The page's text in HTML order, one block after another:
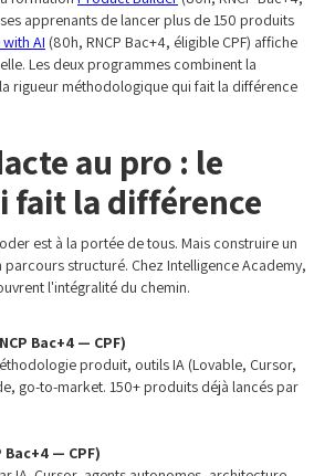
apprenants de lancer plus de 150 produits
AI (80h, RNCP Bac+4, éligible CPF) affiche
Les deux programmes combinent la
rigueur méthodologique qui fait la différence
au pro : le
fait la différence
est à la portée de tous. Mais construire un
structuré. Chez Intelligence Academy,
l'intégralité du chemin.
Bac+4 — CPF)
produit, outils IA (Lovable, Cursor,
go-to-market. 150+ produits déjà lancés par
— CPF)